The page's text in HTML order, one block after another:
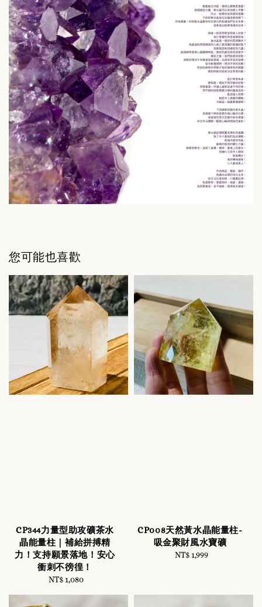
您可能也喜歡
CP344力量型助攻礦茶水
晶能量柱｜補給拼搏精
力！支持願景落地！安心
衝刺不徬徨！
Regular
NT$ 1,080
CP008天然黃水晶能量柱-
吸金聚財風水寶礦
Regular
NT$ 1,999